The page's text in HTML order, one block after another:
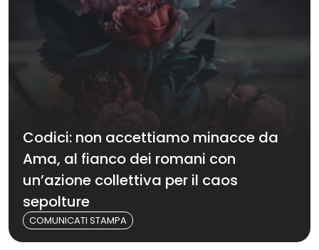
Codici: non accettiamo minacce da
Ama, al fianco dei romani con
un’azione collettiva per il caos
sepolture
COMUNICATI STAMPA